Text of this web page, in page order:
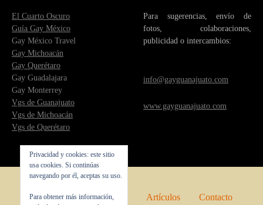
El Cuarto Oscuro
Guía Gay México
Gay México Travel
Gay Michoacán
Gay Querétaro
Gay Guadalajara
Gay Monterrey
Vgs de Guanajuato
Vgs de Michoacán
Vgs de Querétaro
Para sugerencias, envío de
fotos, colaboraciones,
publicidad o intercambios:
info@gayguanajuato.com
www.gayguanajuato.com
Privacidad y cookies: este sitio
usa cookies. Si continúas
navegando por él, aceptas su uso.
Para obtener más información,
Inicio Quienes somos Artículos Contacto